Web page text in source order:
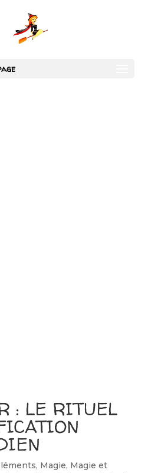
: LE RITUEL
, Magie, Magie et